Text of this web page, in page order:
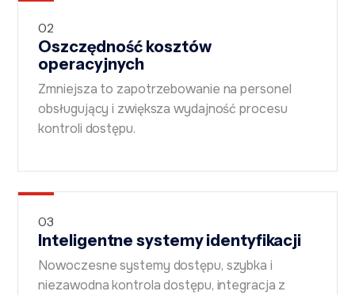
02
Oszczędność kosztów
operacyjnych
Zmniejsza to zapotrzebowanie na personel
obsługujący i zwiększa wydajność procesu
kontroli dostępu.
03
Inteligentne systemy identyfikacji
Nowoczesne systemy dostępu, szybka i
niezawodna kontrola dostępu, integracja z